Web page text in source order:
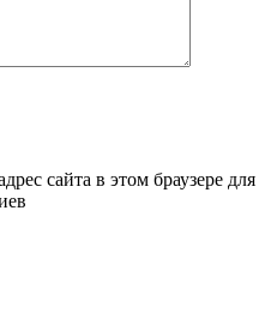
сайта в этом браузере для